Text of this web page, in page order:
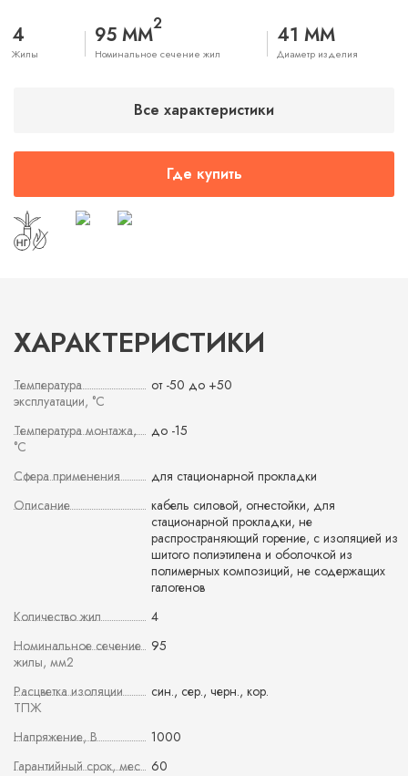
4
Жилы
95 ММ2
Номинальное сечение жил
41 ММ
Диаметр изделия
Все характеристики
Где купить
ХАРАКТЕРИСТИКИ
Температура
эксплуатации, °С
от -50 до +50
Температура монтажа,
°С
до -15
Сфера применения
для стационарной прокладки
Описание
кабель силовой, огнестойки, для
стационарной прокладки, не
распространяющий горение, с изоляцией из
шитого полиэтилена и оболочкой из
полимерных композиций, не содержащих
галогенов
Количество жил
4
Номинальное сечение
жилы, мм2
95
Расцветка изоляции
ТПЖ
син., сер., черн., кор.
Напряжение, В
1000
Гарантийный срок, мес
60